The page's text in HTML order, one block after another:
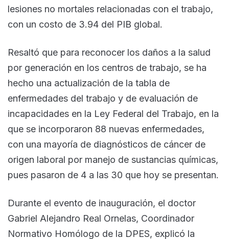
lesiones no mortales relacionadas con el trabajo,
con un costo de 3.94 del PIB global.
Resaltó que para reconocer los daños a la salud
por generación en los centros de trabajo, se ha
hecho una actualización de la tabla de
enfermedades del trabajo y de evaluación de
incapacidades en la Ley Federal del Trabajo, en la
que se incorporaron 88 nuevas enfermedades,
con una mayoría de diagnósticos de cáncer de
origen laboral por manejo de sustancias químicas,
pues pasaron de 4 a las 30 que hoy se presentan.
Durante el evento de inauguración, el doctor
Gabriel Alejandro Real Ornelas, Coordinador
Normativo Homólogo de la DPES, explicó la